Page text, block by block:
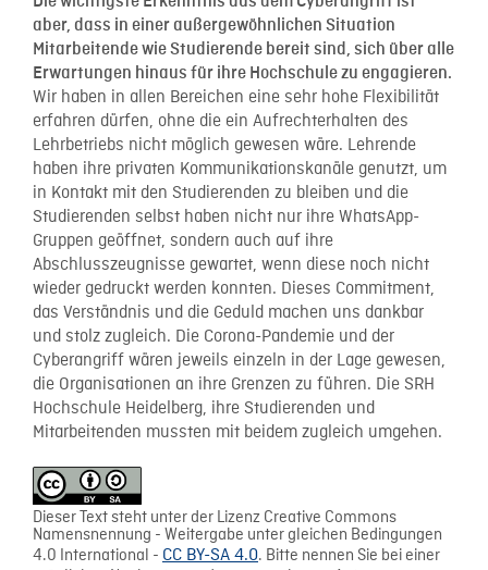
aber, dass in einer außergewöhnlichen Situation
Mitarbeitende wie Studierende bereit sind, sich über alle
Erwartungen hinaus für ihre Hochschule zu engagieren.
Wir haben in allen Bereichen eine sehr hohe Flexibilität
erfahren dürfen, ohne die ein Aufrechterhalten des
Lehrbetriebs nicht möglich gewesen wäre. Lehrende
haben ihre privaten Kommunikationskanäle genutzt, um
in Kontakt mit den Studierenden zu bleiben und die
Studierenden selbst haben nicht nur ihre WhatsApp-
Gruppen geöffnet, sondern auch auf ihre
Abschlusszeugnisse gewartet, wenn diese noch nicht
wieder gedruckt werden konnten. Dieses Commitment,
das Verständnis und die Geduld machen uns dankbar
und stolz zugleich. Die Corona-Pandemie und der
Cyberangriff wären jeweils einzeln in der Lage gewesen,
die Organisationen an ihre Grenzen zu führen. Die SRH
Hochschule Heidelberg, ihre Studierenden und
Mitarbeitenden mussten mit beidem zugleich umgehen.
Dieser Text steht unter der Lizenz Creative Commons
Namensnennung - Weitergabe unter gleichen Bedingungen
4.0 International - CC BY-SA 4.0. Bitte nennen Sie bei einer